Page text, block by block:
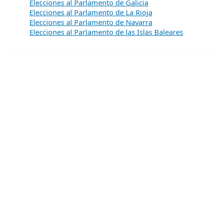
Elecciones al Parlamento de Galicia
Elecciones al Parlamento de La Rioja
Elecciones al Parlamento de Navarra
Elecciones al Parlamento de las Islas Baleares